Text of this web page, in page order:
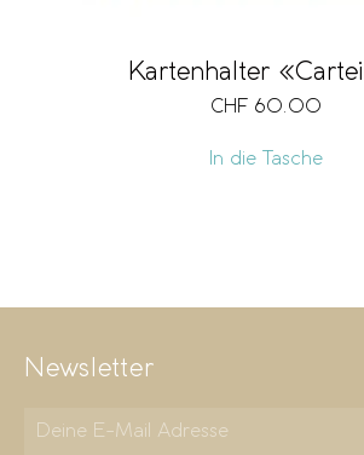
Kartenhalter
CHF 60.00
In die Tasche
Newsletter